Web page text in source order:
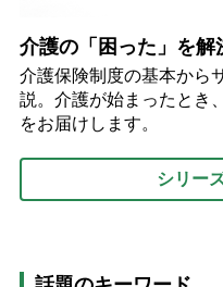
介護の「困った」を解
介護保険制度の基本から
説。介護が始まったとき
をお届けします。
シリー